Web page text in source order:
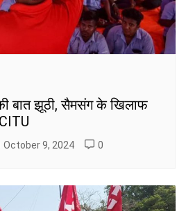
बात झूठी, सैमसंग के खिलाफ
October 9, 2024 0